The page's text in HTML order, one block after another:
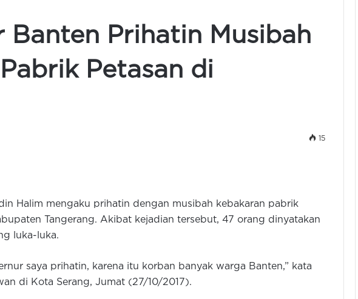
Banten Prihatin Musibah
Petasan di
15
Halim mengaku prihatin dengan musibah kebakaran pabrik
Tangerang. Akibat kejadian tersebut, 47 orang dinyatakan
luka-luka.
saya prihatin, karena itu korban banyak warga Banten,” kata
di Kota Serang, Jumat (27/10/2017).